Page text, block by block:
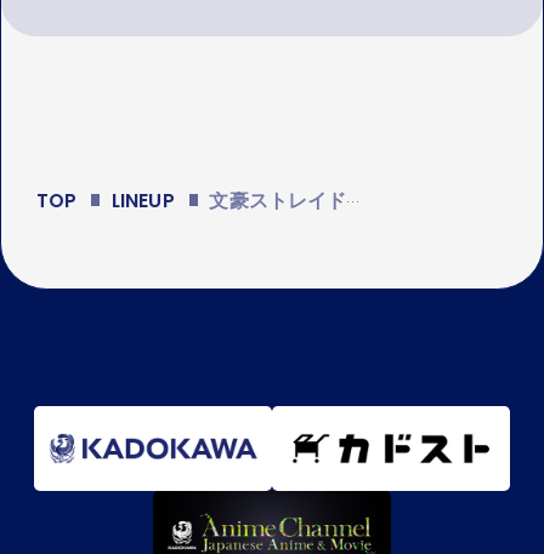
TOP LINEUP 文豪ストレイドッグス 第5シーズン